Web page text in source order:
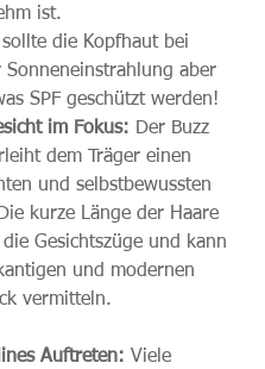
ist.
Sonneneinstrahlung aber
SPF geschützt werden!
im Fokus: Der Buzz
dem Träger einen
und selbstbewussten
kurze Länge der Haare
Gesichtszüge und kann
und modernen
vermitteln.
Auftreten: Viele